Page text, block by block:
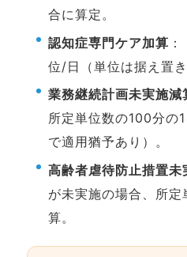
合に算定。
認知症専門ケア加算
位/日（単位は据え置き
業務継続計画未実施減
所定単位数の100分の
で適用猶予あり）。
高齢者虐待防止措置未
が未実施の場合、所
算。